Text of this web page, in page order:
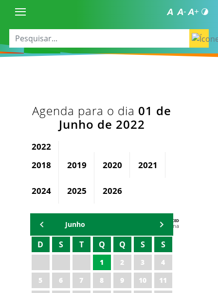
Agenda para o dia 01 de
Junho de 2022
2022
2018
2019 2020 2021
2024 2025 2026
AGENDA DA CODED/CED
Vagna Lima
Junho
D S T Q Q S S
1 2 3
4
5
6 7 8 9 10
11